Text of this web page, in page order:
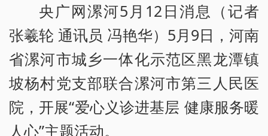
央广网漯河5月12日消息（记者
张羲轮 通讯员 冯艳华）5月9日，河南
省漯河市城乡一体化示范区黑龙潭镇
坡杨村党支部联合漯河市第三人民医
院，开展“爱心义诊进基层 健康服务暖
人心”主题活动。